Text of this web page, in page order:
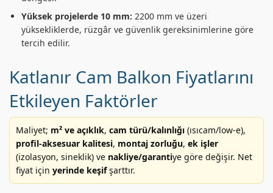
Yüksek projelerde 10 mm: 2200 mm ve üzeri
yüksekliklerde, rüzgâr ve güvenlik gereksinimlerine göre
tercih edilir.
Katlanır Cam Balkon Fiyatlarını
Etkileyen Faktörler
Maliyet; m² ve açıklık, cam türü/kalınlığı (ısıcam/low-e),
profil-aksesuar kalitesi, montaj zorluğu, ek işler
(izolasyon, sineklik) ve nakliye/garantiye göre değişir. Net
fiyat için yerinde keşifşarttır.